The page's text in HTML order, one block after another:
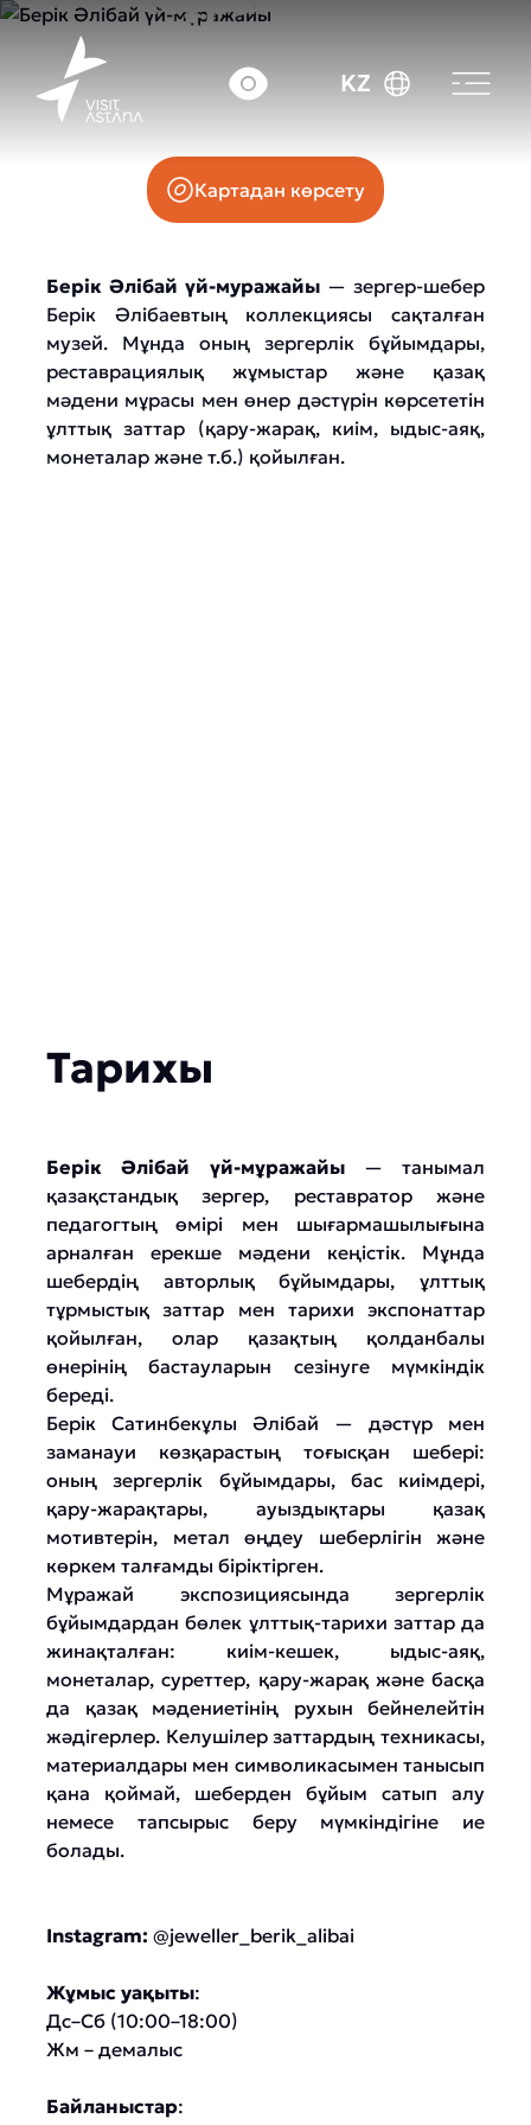
KZ
Кордай көшесі, 54
Картадан көрсету
Берік Әлібай үй-муражайы — зергер-шебер
Берік Әлібаевтың коллекциясы сақталған
музей. Мұнда оның зергерлік бұйымдары,
реставрациялық жұмыстар және қазақ
мәдени мұрасы мен өнер дәстүрін көрсететін
ұлттық заттар (қару-жарақ, киім, ыдыс-аяқ,
монеталар және т.б.) қойылған.
Тарихы
Берік Әлібай үй-мұражайы— танымал
қазақстандық зергер, реставратор және
педагогтың өмірі мен шығармашылығына
арналған ерекше мәдени кеңістік. Мұнда
шебердің авторлық бұйымдары, ұлттық
тұрмыстық заттар мен тарихи экспонаттар
қойылған, олар қазақтың қолданбалы
өнерінің бастауларын сезінуге мүмкіндік
береді.
Берік Сатинбекұлы Әлібай — дәстүр мен
заманауи көзқарастың тоғысқан шебері:
оның зергерлік бұйымдары, бас киімдері,
қару-жарақтары, ауыздықтары қазақ
мотивтерін, метал өңдеу шеберлігін және
көркем талғамды біріктірген.
Мұражай экспозициясында зергерлік
бұйымдардан бөлек ұлттық-тарихи заттар да
жинақталған: киім-кешек, ыдыс-аяқ,
монеталар, суреттер, қару-жарақ және басқа
да қазақ мәдениетінің рухын бейнелейтін
жәдігерлер. Келушілер заттардың техникасы,
материалдары мен символикасымен танысып
қана қоймай, шеберден бұйым сатып алу
немесе тапсырыс беру мүмкіндігіне ие
болады.
Instagram: @jeweller_berik_alibai
Жұмыс уақыты:
Дс–Сб (10:00–18:00)
Жм – демалыс
Байланыстар: